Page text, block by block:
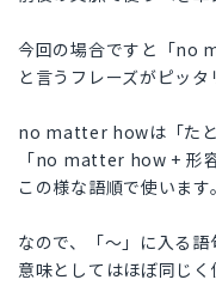
今回の場合ですと「no
と言うフレーズがピッタ
no matter howは「た
「no matter how + 形
この様な語順で使います。
なので、「〜」に入る
意味としてはほぼ同じく